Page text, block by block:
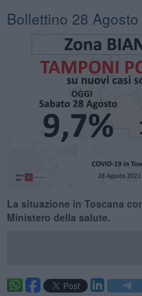
Bollettino 28 Agosto
​La situazione in Toscana
Ministero della salute.